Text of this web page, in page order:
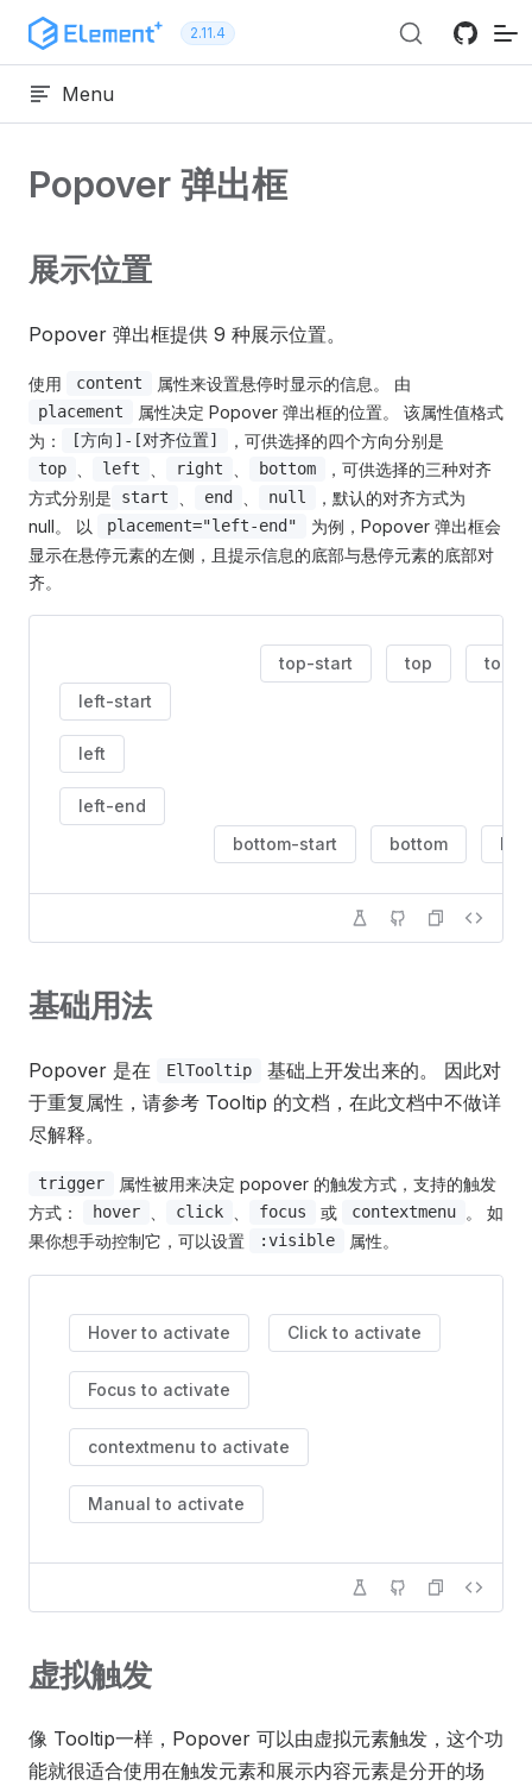
跳转到内容 2.11.4
Menu
Popover 弹出框
展示位置
Popover 弹出框提供 9 种展示位置。
使用 content 属性来设置悬停时显示的信息。 由
placement
属性决定 Popover 弹出框的位置。 该属性值格式
为：
[方向]-[对齐位置] ，可供选择的四个方向分别是
top left right bottom
，可供选择的三种对齐
方式分别是
start end null
，默认的对齐方式为
null。 以
placement="left-end"
为例，Popover 弹出框会
显示在悬停元素的左侧，且提示信息的底部与悬停元素的底部对
齐。
top-start top
top-
left-start
left
left-end
bottom-start
bottom
基础用法
Popover 是在 ElTooltip
基础上开发出来的。 因此对
于重复属性，请参考 Tooltip 的文档，在此文档中不做详
尽解释。
trigger
属性被用来决定 popover 的触发方式，支持的触发
方式：
hover click focus 或 contextmenu
。 如
果你想手动控制它，可以设置
:visible 属性。
Hover to activate Click to activate
Focus to activate
contextmenu to activate
Manual to activate
虚拟触发
像 Tooltip一样，Popover 可以由虚拟元素触发，这个功
能就很适合使用在触发元素和展示内容元素是分开的场